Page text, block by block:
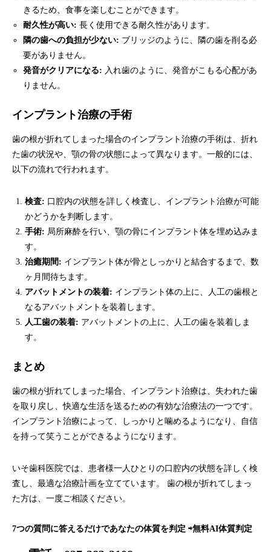
きるため、食事を楽しむことができます。
耐久性が高い: 長く使用できる耐久性があります。
隣の歯への負担が少ない: ブリッジのように、隣の歯を削る必
要がありません。
発音がクリアになる: 入れ歯のように、発音がこもる心配があ
りません。
インプラント治療の手術
歯の根が折れてしまった場合のインプラント治療の手術は、折れ
た歯の状況や、顎の骨の状態によって異なります。一般的には、
以下の流れで行われます。
検査: 口腔内の状態を詳しく検査し、インプラント治療が可能
かどうかを判断します。
手術: 局所麻酔を行い、顎の骨にインプラント体を埋め込みま
す。
治癒期間: インプラント体が骨としっかりと結合するまで、数
ヶ月間待ちます。
アバットメントの装着: インプラント体の上に、人工の歯根と
なるアバットメントを装着します。
人工歯の装着: アバットメントの上に、人工の歯を装着しま
す。
まとめ
歯の根が折れてしまった場合、インプラント治療は、失われた歯
を取り戻し、快適な生活を送るための有効な治療法の一つです。
インプラント治療によって、しっかりと噛めるようになり、自信
を持って笑うことができるようになります。
いそ歯科医院では、患者様一人ひとりの口腔内の状態を詳しく検
査し、最適な治療計画を立てています。 歯の根が折れてしまっ
た方は、一度ご相談ください。
7つの質問に答えるだけであなたの体質を判定 ⇨無料AI体質判定